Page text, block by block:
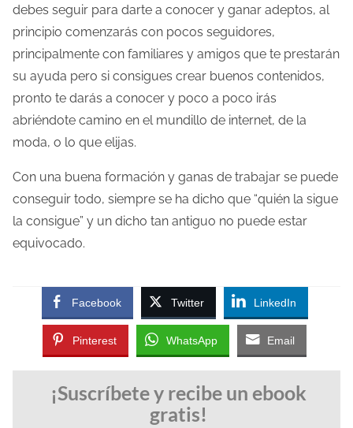
debes seguir para darte a conocer y ganar adeptos, al
principio comenzarás con pocos seguidores,
principalmente con familiares y amigos que te prestarán
su ayuda pero si consigues crear buenos contenidos,
pronto te darás a conocer y poco a poco irás
abriéndote camino en el mundillo de internet, de la
moda, o lo que elijas.
Con una buena formación y ganas de trabajar se puede
conseguir todo, siempre se ha dicho que “quién la sigue
la consigue” y un dicho tan antiguo no puede estar
equivocado.
Facebook Twitter LinkedIn
Pinterest WhatsApp Email